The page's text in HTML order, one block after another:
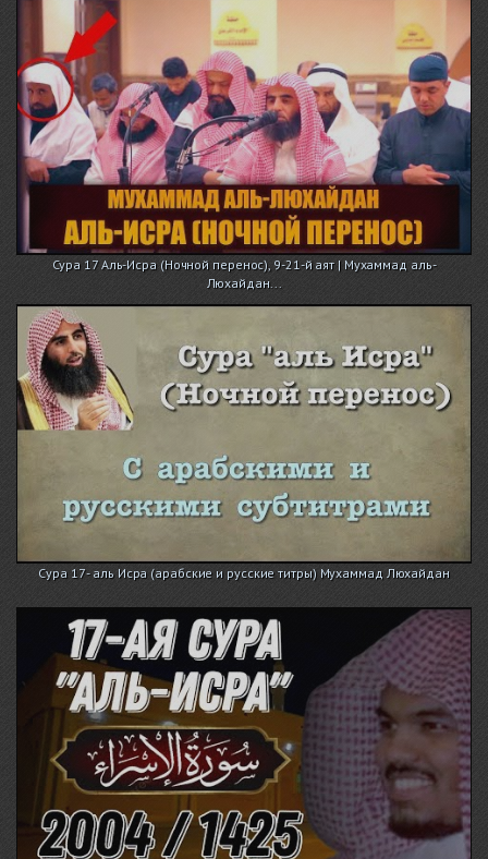
Сура 17 Аль-Исра (Ночной перенос), 9-21-й аят | Мухаммад аль-
Люхайдан...
Сура 17 - аль Исра (арабские и русские титры) Мухаммад Люхайдан